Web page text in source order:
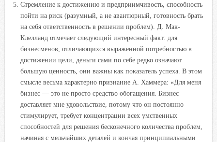
Стремление к достижению и предприимчивость, способность
пойти на риск (разумный, а не авантюрный, готовность брать
на себя ответственность в решении проблем). Д. Мак-
Клелланд отмечает следующий интересный факт: для
бизнесменов, отличающихся выраженной потребностью в
достижении цели, деньги сами по себе редко означают
большую ценность, они важны как показатель успеха. В этом
смысле весьма характерно признание А. Хаммера: «Для меня
бизнес — это не просто средство обогащения. Бизнес
доставляет мне удовольствие, потому что он постоянно
стимулирует, требует концентрации всех умственных
способностей для решения бесконечного количества проблем,
начиная с мельчайших деталей и кончая принципиальными